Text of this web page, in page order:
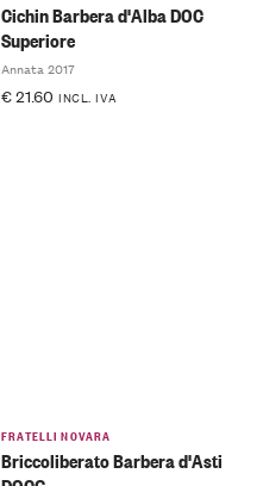
Cichin Barbera d'Alba DOC
Superiore
Annata 2017
€21.60 INCL. IVA
FRATELLI NOVARA
Briccoliberato Barbera d'Asti